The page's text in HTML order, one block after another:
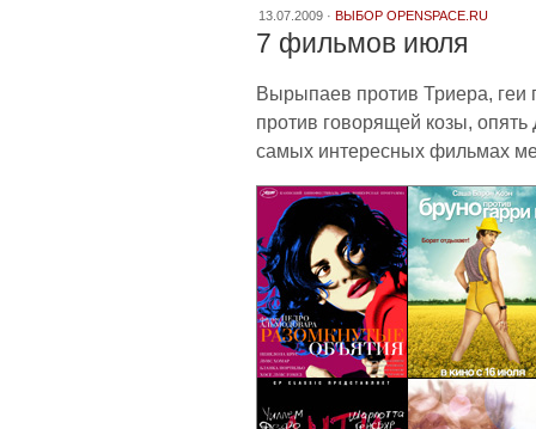
13.07.2009 · ВЫБОР OPENSPACE.RU
7 фильмов июля
Вырыпаев против Триера, геи
против говорящей козы,
самых интересных фильмах